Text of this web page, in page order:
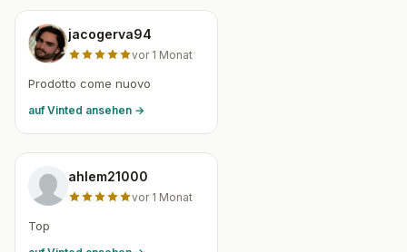
jacogerva94
vor 1 Monat
Prodotto come nuovo
auf Vinted ansehen →
ahlem21000
vor 1 Monat
Top